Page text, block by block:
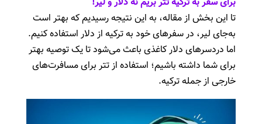
تا این بخش از مقاله، به این نتیجه رسیدیم که بهتر است
به‌جای لیر، در سفرهای خود به ترکیه از دلار استفاده کنیم.
اما دردسرهای دلار کاغذی باعث می‌شود تا یک توصیه بهتر
برای شما داشته باشیم؛ استفاده از تتر برای مسافرت‌های
خارجی از جمله ترکیه.